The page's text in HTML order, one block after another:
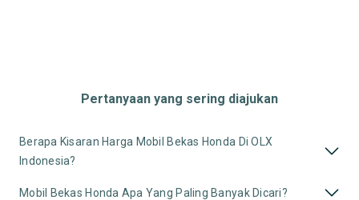
Pertanyaan yang sering diajukan
Berapa Kisaran Harga Mobil Bekas Honda Di OLX
Indonesia?
Mobil Bekas Honda Apa Yang Paling Banyak Dicari?